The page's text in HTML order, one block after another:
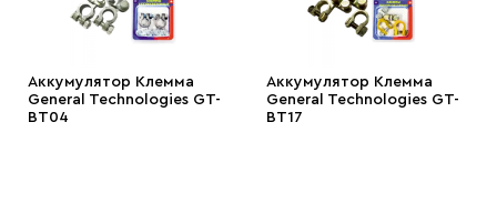
Аккумулятор Клемма
General Technologies GT-
BT04
Аккумулятор Клемма
General Technologies GT-
BT17